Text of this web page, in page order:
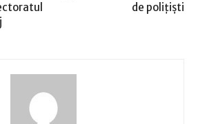
de poliţişti